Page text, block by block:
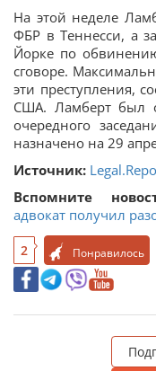
На этой неделе
ФБР в Теннесси, а
Йорке по
сговоре.
эти преступления,
США. Ламберт был
очередного
назначено на 29
Источник:
Вспомните
адвокат получил
2 Понравилось